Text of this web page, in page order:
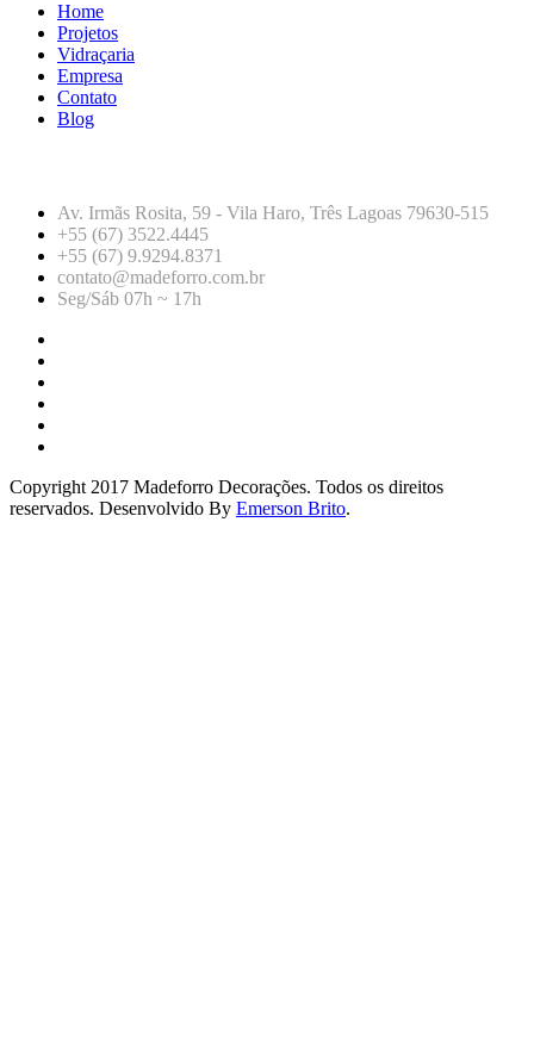
Home
Projetos
Vidraçaria
Empresa
Contato
Blog
Av. Irmãs Rosita, 59 - Vila Haro, Três Lagoas 79630-515
+55 (67) 3522.4445
+55 (67) 9.9294.8371
contato@madeforro.com.br
Seg/Sáb 07h ~ 17h
Copyright 2017 Madeforro Decorações. Todos os direitos
reservados. Desenvolvido By Emerson Brito.